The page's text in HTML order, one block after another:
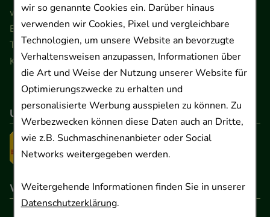
wir so genannte Cookies ein. Darüber hinaus
verwenden wir Cookies, Pixel und vergleichbare
Technologien, um unsere Website an bevorzugte
Verhaltensweisen anzupassen, Informationen über
die Art und Weise der Nutzung unserer Website für
Optimierungszwecke zu erhalten und
personalisierte Werbung ausspielen zu können. Zu
Werbezwecken können diese Daten auch an Dritte,
wie z.B. Suchmaschinenanbieter oder Social
Networks weitergegeben werden.
Weitergehende Informationen finden Sie in unserer
Datenschutzerklärung.
www.ApoSalis.de· E-Mail: info@ApoSalis.de
Ernst-August-Platz 2 · 30159 Hannover
Telefon 0511 89 71 80 0 · Fax 0511 89 71 80 11
Kontaktformular
Unser Versanddienstleister
Wir sind hier gelistet